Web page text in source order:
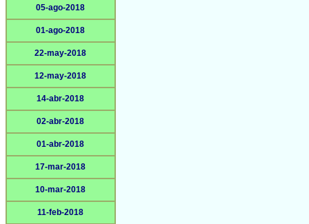
05-ago-2018
01-ago-2018
22-may-2018
12-may-2018
14-abr-2018
02-abr-2018
01-abr-2018
17-mar-2018
10-mar-2018
11-feb-2018